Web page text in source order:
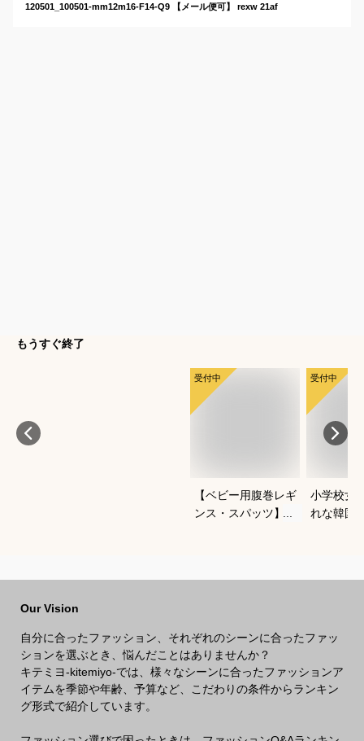
120501_100501-mm12m16-F14-Q9 【メール便可】 rexw 21af
もうすぐ終了
受付中
【ベビー用腹巻レギ
ンス・スパッツ】よ
受付中
小学校女
れな韓国
Our Vision
自分に合ったファッション、それぞれのシーンに合ったファッ
ションを選ぶとき、悩んだことはありませんか？
キテミヨ-kitemiyo-では、様々なシーンに合ったファッションア
イテムを季節や年齢、予算など、こだわりの条件からランキン
グ形式で紹介しています。